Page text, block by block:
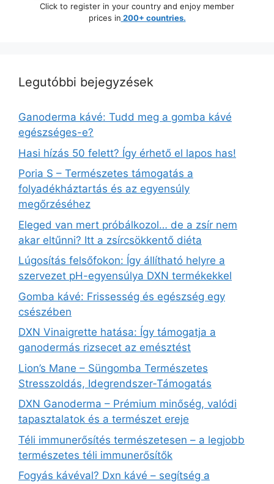
Click to register in your country and enjoy member
prices in 200+ countries.
Legutóbbi bejegyzések
Ganoderma kávé: Tudd meg a gomba kávé
egészséges-e?
Hasi hízás 50 felett? Így érhető el lapos has!
Poria S – Természetes támogatás a
folyadékháztartás és az egyensúly
megőrzéséhez
Eleged van mert próbálkozol… de a zsír nem
akar eltűnni? Itt a zsírcsökkentő diéta
Lúgosítás felsőfokon: Így állítható helyre a
szervezet pH-egyensúlya DXN termékekkel
Gomba kávé: Frissesség és egészség egy
csészében
DXN Vinaigrette hatása: Így támogatja a
ganodermás rizsecet az emésztést
Lion’s Mane – Süngomba Természetes
Stresszoldás, Idegrendszer‑Támogatás
DXN Ganoderma – Prémium minőség, valódi
tapasztalatok és a természet ereje
Téli immunerősítés természetesen – a legjobb
természetes téli immunerősítők
Fogyás kávéval? Dxn kávé – segítség a